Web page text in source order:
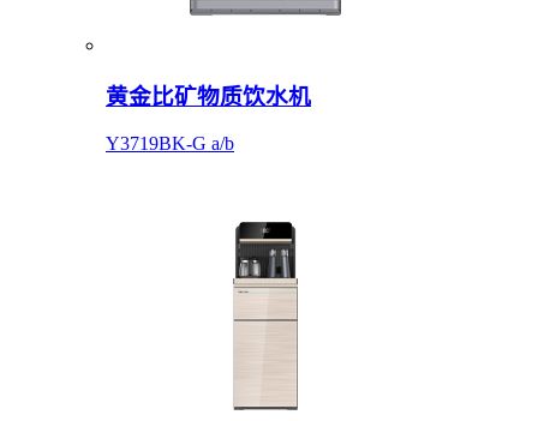
黄金比矿物质饮水机
Y3719BK-G a/b